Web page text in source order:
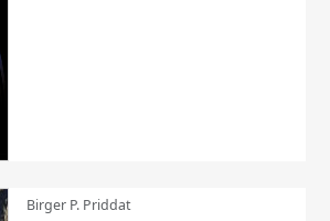
Birger P. Priddat